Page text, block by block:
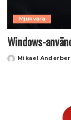
Mjukvara
Windows-
Posted
Mikael